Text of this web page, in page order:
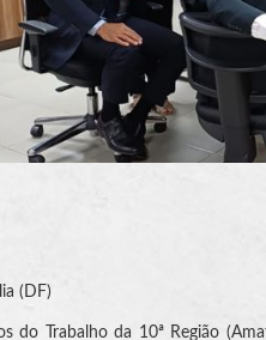
(DF)
do Trabalho da 10ª Região